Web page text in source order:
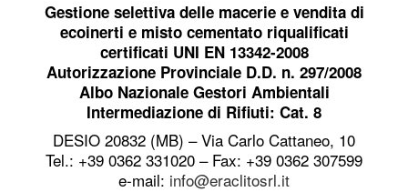
Gestione selettiva delle macerie e vendita di
ecoinerti e misto cementato riqualificati
certificati UNI EN 13342-2008
Autorizzazione Provinciale D.D. n. 297/2008
Albo Nazionale Gestori Ambientali
Intermediazione di Rifiuti: Cat. 8
DESIO 20832 (MB) – Via Carlo Cattaneo, 10
Tel.: +39 0362 331020 – Fax: +39 0362 307599
e-mail: info@eraclitosrl.it